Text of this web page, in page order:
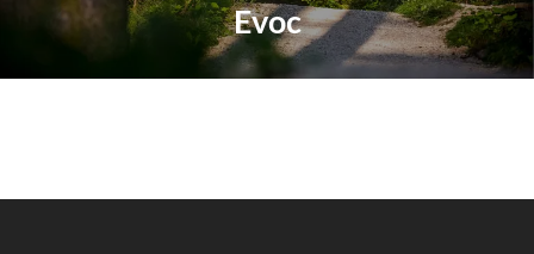
Evoc
Erfahren Sie mehr